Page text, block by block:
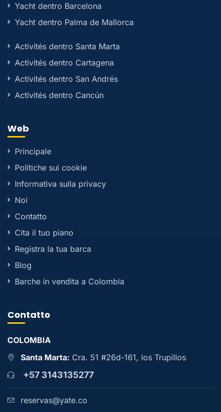
Yacht dentro Barcelona
Yacht dentro Palma de Mallorca
Activités dentro Santa Marta
Activités dentro Cartagena
Activités dentro San Andrés
Activités dentro Cancún
Web
Principale
Politiche sui cookie
Informativa sulla privacy
Noi
Contatto
Cita il tuo piano
Registra la tua barca
Blog
Barche in vendita a Colombia
Contatto
COLOMBIA
Santa Marta: Cra. 51 #26d-161, los Trupillos
+57 3143135277
reservas@yate.co